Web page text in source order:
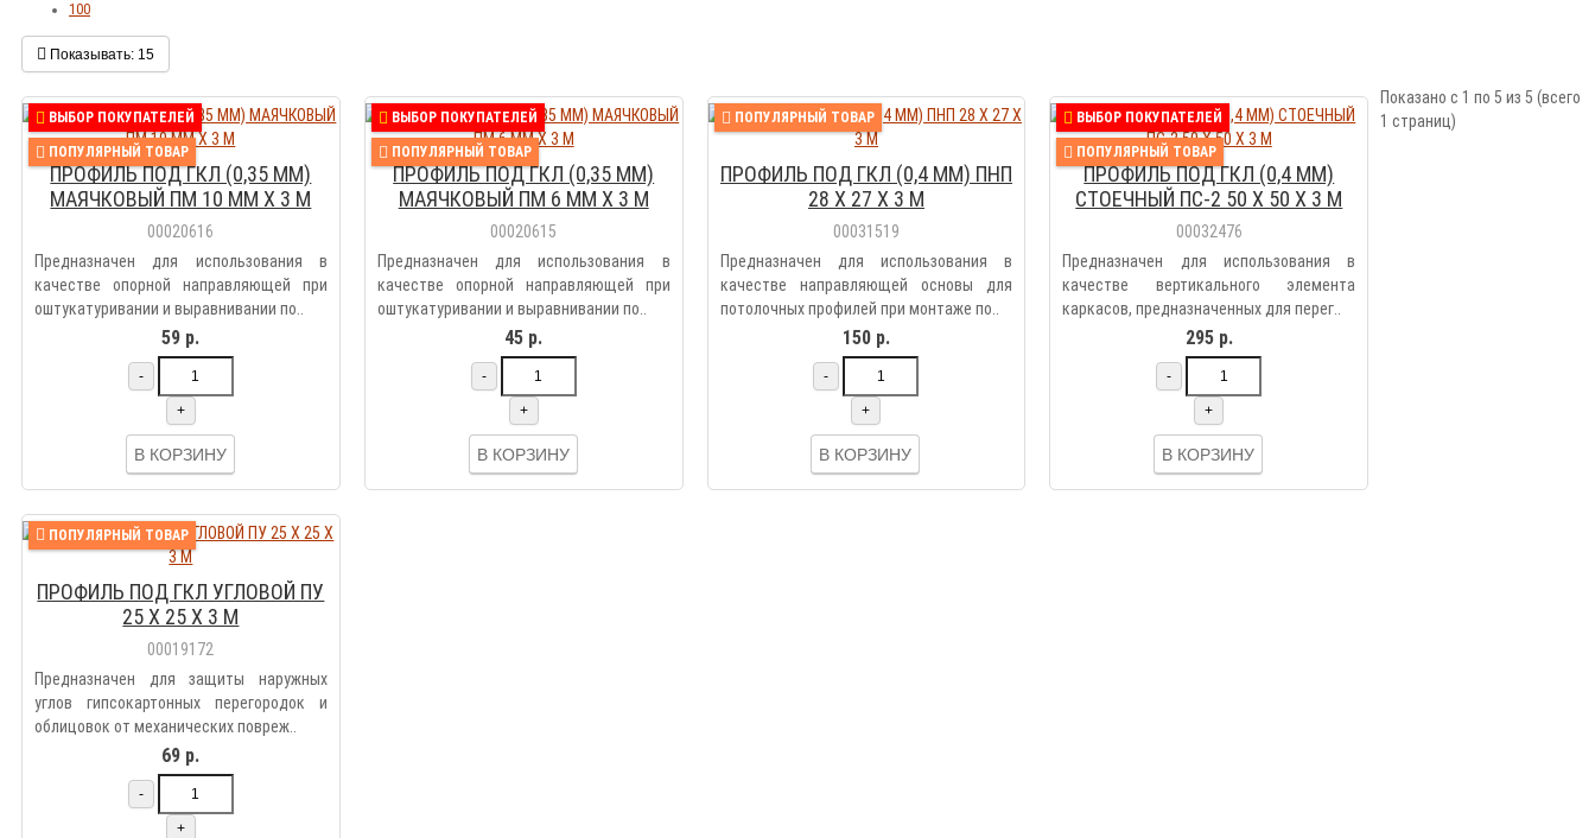
100
Показывать: 15
ВЫБОР ПОКУПАТЕЛЕЙ
ПОПУЛЯРНЫЙ ТОВАР
ПРОФИЛЬ ПОД ГКЛ (0,35 ММ)
МАЯЧКОВЫЙ ПМ 10 ММ Х 3 М
00020616
Предназначен для использования в
качестве опорной направляющей при
оштукатуривании и выравнивании по..
59 р.
-
+
В КОРЗИНУ
ВЫБОР ПОКУПАТЕЛЕЙ
ПОПУЛЯРНЫЙ ТОВАР
ПРОФИЛЬ ПОД ГКЛ (0,35 ММ)
МАЯЧКОВЫЙ ПМ 6 ММ Х 3 М
00020615
Предназначен для использования в
качестве опорной направляющей при
оштукатуривании и выравнивании по..
45 р.
-
+
В КОРЗИНУ
ПОПУЛЯРНЫЙ ТОВАР
ПРОФИЛЬ ПОД ГКЛ (0,4 ММ) ПНП
28 Х 27 Х 3 М
00031519
Предназначен для использования в
качестве направляющей основы для
потолочных профилей при монтаже по..
150 р.
-
+
В КОРЗИНУ
ВЫБОР ПОКУПАТЕЛЕЙ
ПОПУЛЯРНЫЙ ТОВАР
ПРОФИЛЬ ПОД ГКЛ (0,4 ММ)
СТОЕЧНЫЙ ПС-2 50 Х 50 Х 3 М
00032476
Предназначен для использования в
качестве вертикального элемента
каркасов, предназначенных для перег..
295 р.
-
+
В КОРЗИНУ
ПОПУЛЯРНЫЙ ТОВАР
ПРОФИЛЬ ПОД ГКЛ УГЛОВОЙ ПУ
25 Х 25 Х 3 М
00019172
Предназначен для защиты наружных
углов гипсокартонных перегородок и
облицовок от механических повреж..
69 р.
-
+
Показано с 1 по 5 из 5 (всего
1 страниц)